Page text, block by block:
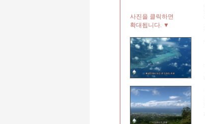
사진을 클릭하면
확대됩니다. ▼